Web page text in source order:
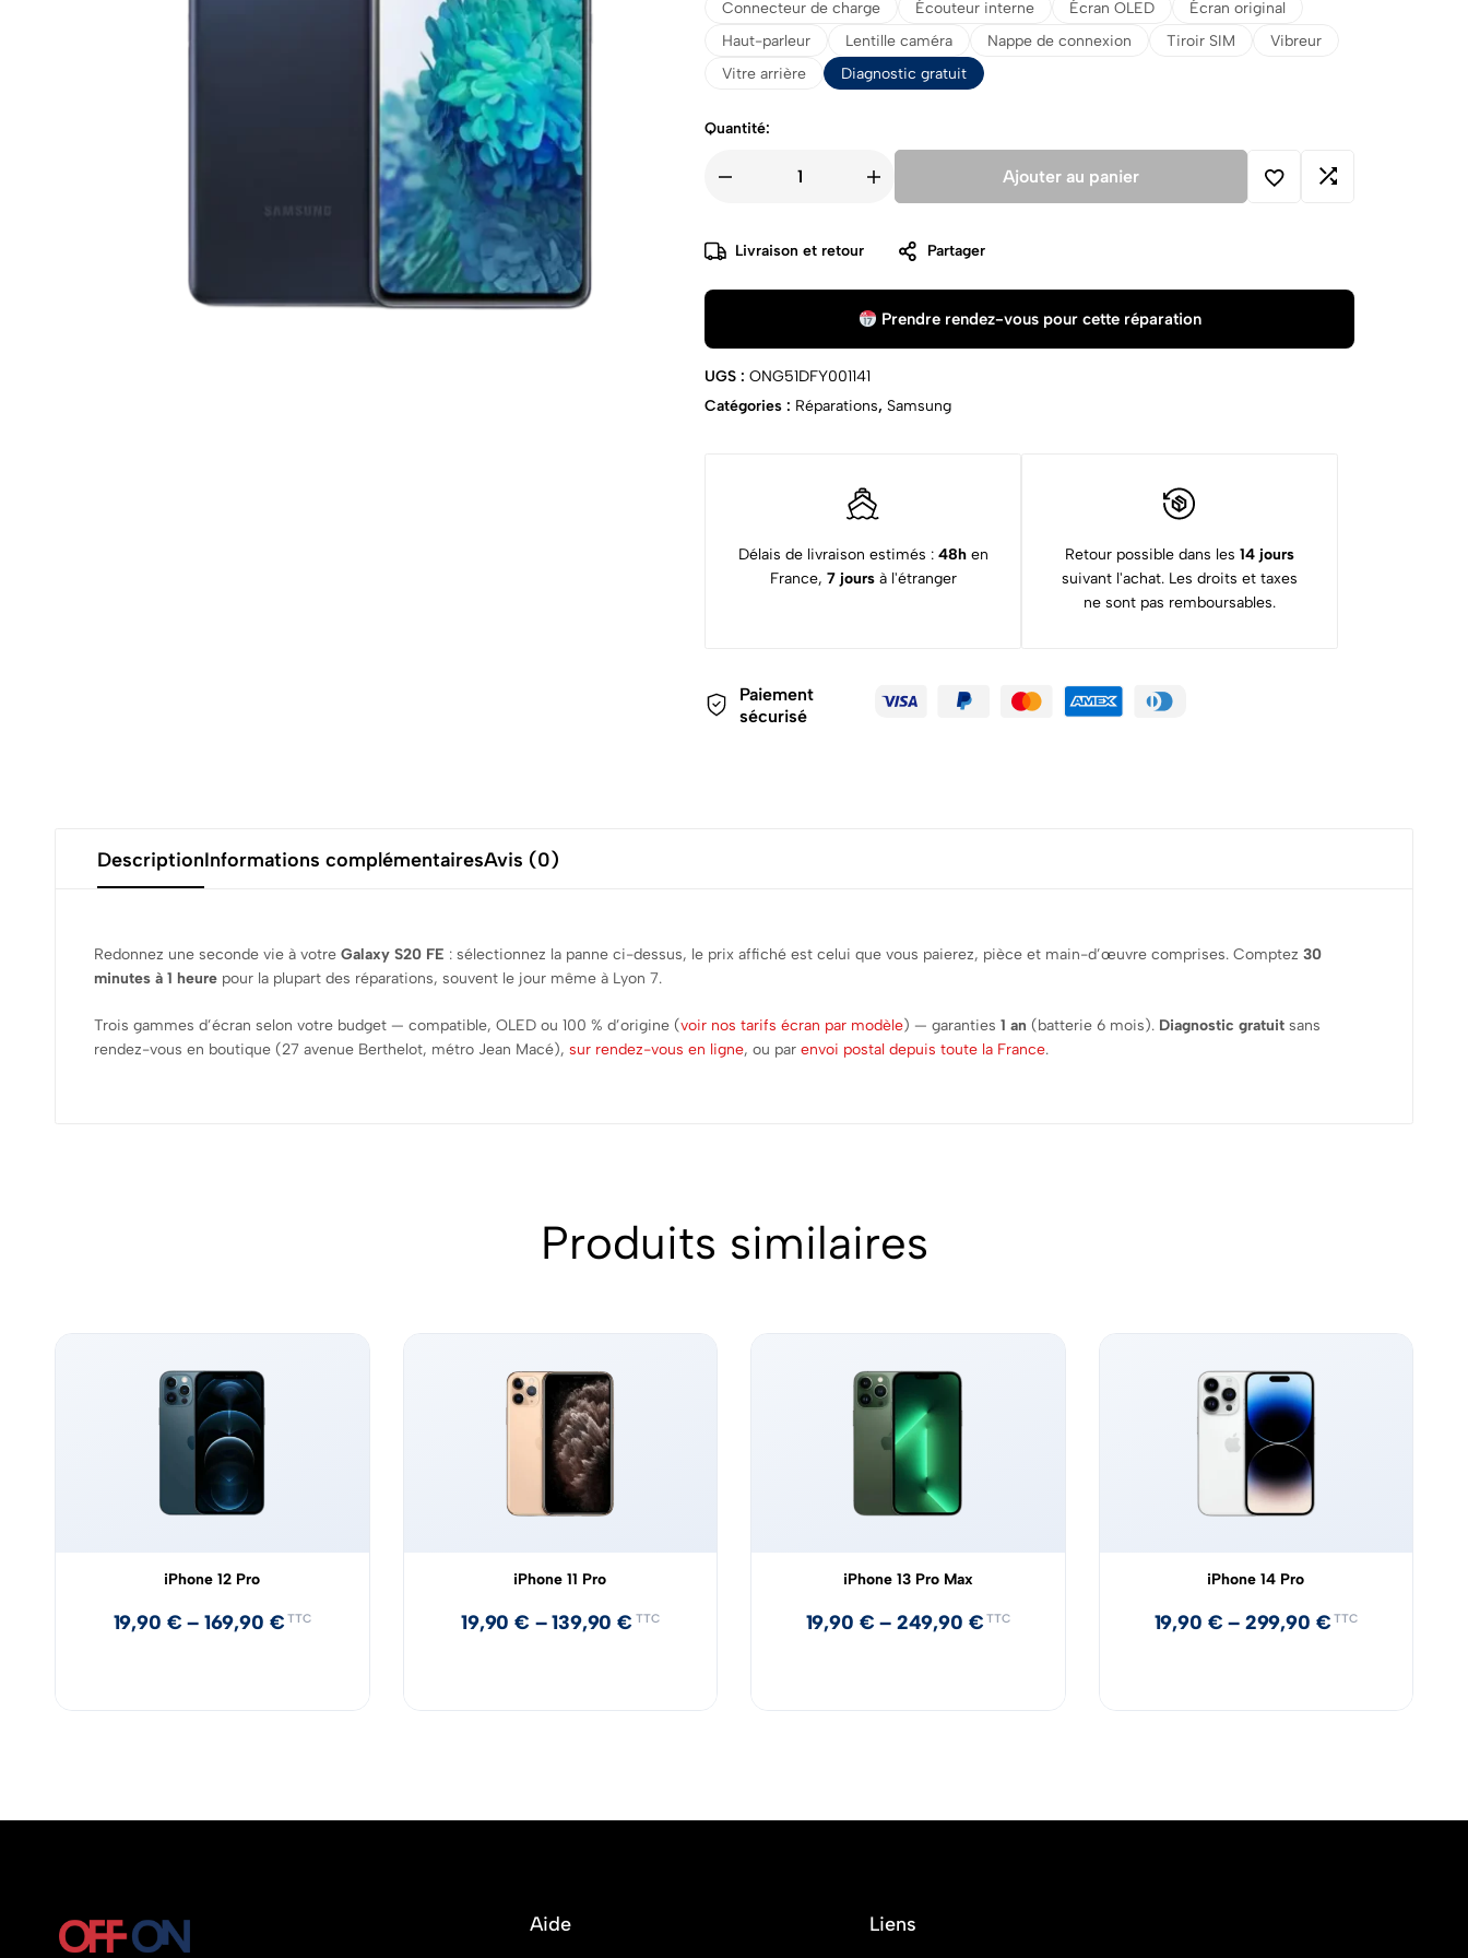
Connecteur de charge
Écouteur interne Écran OLED
Écran original
Haut-parleur
Lentille caméra Nappe de connexion Tiroir SIM
Vibreur
Vitre arrière
Diagnostic gratuit
Quantité:
Ajouter au panier
Livraison et retour Partager
Prendre rendez-vous pour cette réparation
UGS : ONG51DFY001141
Catégories : Réparations, Samsung
Délais de livraison estimés : 48h en
France, 7 joursà l'étranger
Retour possible dans les 14 jours
suivant l'achat. Les droits et taxes
ne sont pas remboursables.
Paiement
sécurisé
DescriptionInformations complémentairesAvis (0)
Redonnez une seconde vie à votre Galaxy S20 FE : sélectionnez la panne ci-dessus, le prix affiché est celui que vous paierez, pièce et main-d’œuvre comprises. Comptez 30
minutes à 1 heure pour la plupart des réparations, souvent le jour même à Lyon 7.
Trois gammes d’écran selon votre budget — compatible, OLED ou 100 % d’origine (voir nos tarifs écran par modèle) — garanties 1 an (batterie 6 mois). Diagnostic gratuit sans
rendez-vous en boutique (27 avenue Berthelot, métro Jean Macé), sur rendez-vous en ligne, ou par envoi postal depuis toute la France.
Produits similaires
iPhone 12 Pro
19,90 € – 169,90 € TTC
iPhone 11 Pro
19,90€ –139,90€ TTC
iPhone 13 Pro Max
19,90 € – 249,90 € TTC
iPhone 14 Pro
19,90 € – 299,90 € TTC
Aide Liens